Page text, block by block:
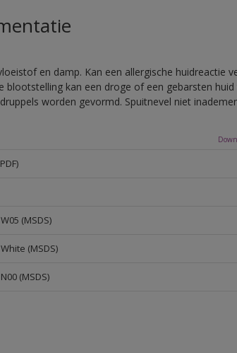
en damp. Kan een allergische huidreactie
blootstelling kan een droge of een gebarsten
worden gevormd. Spuitnevel niet
(MSDS)
(MSDS)
(MSDS)